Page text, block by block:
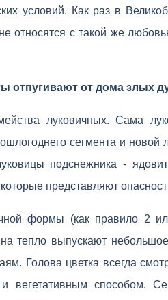
условий. Как раз в
относятся с такой же
отпугивают от дома злых
луковичных. Сама
сегмента и новой
подснежника -
представляют
формы (как правило 2
тепло выпускают
Голова цветка всегда
и вегетативным способом.